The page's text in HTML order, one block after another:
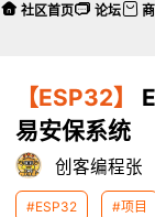
【ESP32】
易安保系统
创客编程张
#ESP32 #项目
社区首页 论坛